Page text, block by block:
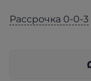
Рассрочка 0-0-3